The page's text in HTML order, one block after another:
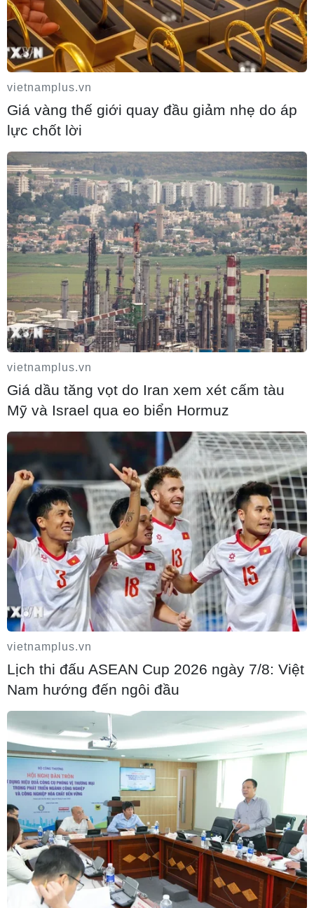
World Cup 2026: Mỹ khuyến nghị khách
quốc tế không mang thịt lợn khi nhập
cảnh
04/06/2026 04:35
Trước thềm World Cup 2026, Mỹ khuyến cáo hàng triệu du khách
quốc tế không mang các sản phẩm từ thịt lợn khi nhập cảnh nhằm
ngăn nguy cơ dịch tả lợn châu Phi xâm nhập và đe dọa ngành chăn
vietnamplus.vn
Giá vàng thế giới quay đầu giảm nhẹ do áp
lực chốt lời
vietnamplus.vn
Giá dầu tăng vọt do Iran xem xét cấm tàu
Mỹ và Israel qua eo biển Hormuz
vietnamplus.vn
Lịch thi đấu ASEAN Cup 2026 ngày 7/8: Việt
Nam hướng đến ngôi đầu